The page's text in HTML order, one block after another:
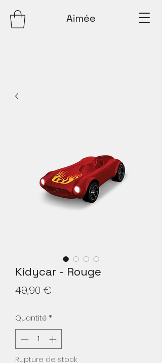
Aimée
Kidycar - Rouge
49,90 €
Quantité *
Rupture de stock